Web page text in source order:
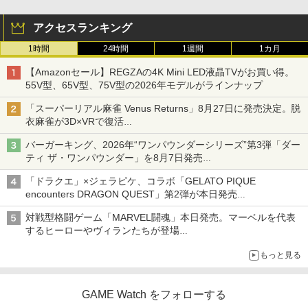
アクセスランキング
1時間 24時間 1週間 1カ月
【Amazonセール】REGZAの4K Mini LED液晶TVがお買い得。
55V型、65V型、75V型の2026年モデルがラインナップ
「スーパーリアル麻雀 Venus Returns」8月27日に発売決定。脱
衣麻雀が3D×VRで復活
発売から2週間は20%オフになるセールが実施
バーガーキング、2026年“ワンパウンダーシリーズ”第3弾「ダー
ティ ザ・ワンパウンダー」を8月7日発売
「特製ガーリックマヨソース」を使用した超大型チーズバーガー
「ドラクエ」×ジェラピケ、コラボ「GELATO PIQUE
encounters DRAGON QUEST」第2弾が本日発売
アイスカップに入ったスライムやわたぼう、ベビーサタンなどが
オリジナルアートで登場
対戦型格闘ゲーム「MARVEL闘魂」本日発売。マーベルを代表
するヒーローやヴィランたちが登場
もっと見る
GAME Watch をフォローする